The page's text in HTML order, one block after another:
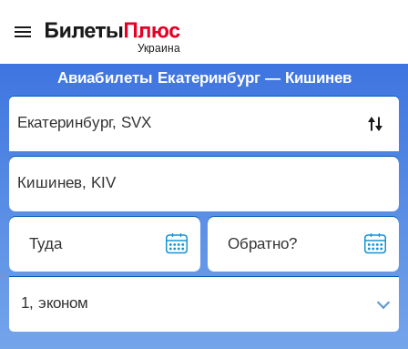
Авиабилеты Екатеринбург — Кишинев
Туда Обратно?
1, эконом